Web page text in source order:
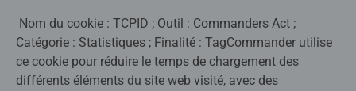
Nom du cookie : TCPID ; Outil : Commanders Act ;
Catégorie : Statistiques ; Finalité : TagCommander utilise
ce cookie pour réduire le temps de chargement des
différents éléments du site web visité, avec des